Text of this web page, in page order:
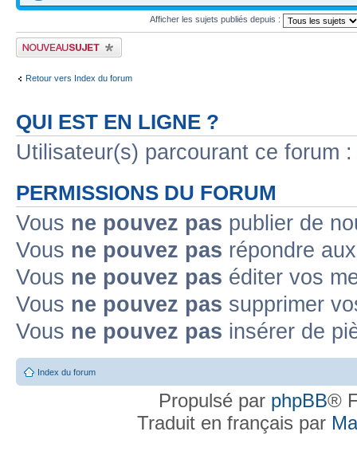
Afficher les sujets publiés depuis :
Publier un nouveau sujet
Retour vers Index du forum
QUI EST EN LIGNE ?
Utilisateur(s) parcourant ce forum
PERMISSIONS DU FORUM
Vous ne pouvez pas publier de
Vous ne pouvez pas répondre
Vous ne pouvez pas éditer vos
Vous ne pouvez pas supprimer
Vous ne pouvez pas insérer de
Index du forum
Propulsé par phpBB®
Traduit en français par